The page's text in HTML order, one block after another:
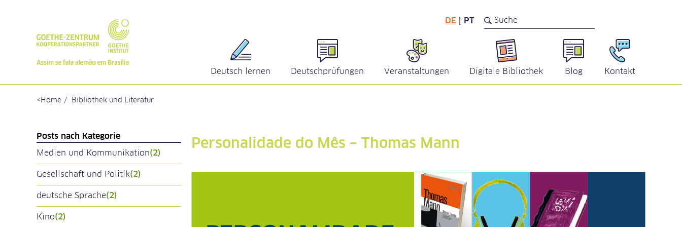
DE PT
Deutsch lernen Deutschprüfungen Veranstaltungen Digitale Bibliothek Blog Kontakt
Home Bibliothek und Literatur
Personalidade do Mês – Thomas Mann
Posts nach Kategorie
Medien und Kommunikation(2)
Gesellschaft und Politik(2)
deutsche Sprache(2)
Kino(2)